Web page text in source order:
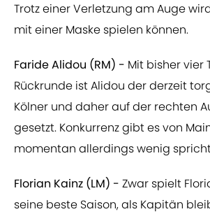
Trotz einer Verletzung am Auge
mit einer Maske spielen können.
Faride Alidou (RM) - Mit bisher vier
Rückrunde ist Alidou der derzeit
Kölner und daher auf der rechten
gesetzt. Konkurrenz gibt es von
momentan allerdings wenig
Florian Kainz (LM) - Zwar spielt
seine beste Saison, als Kapitän